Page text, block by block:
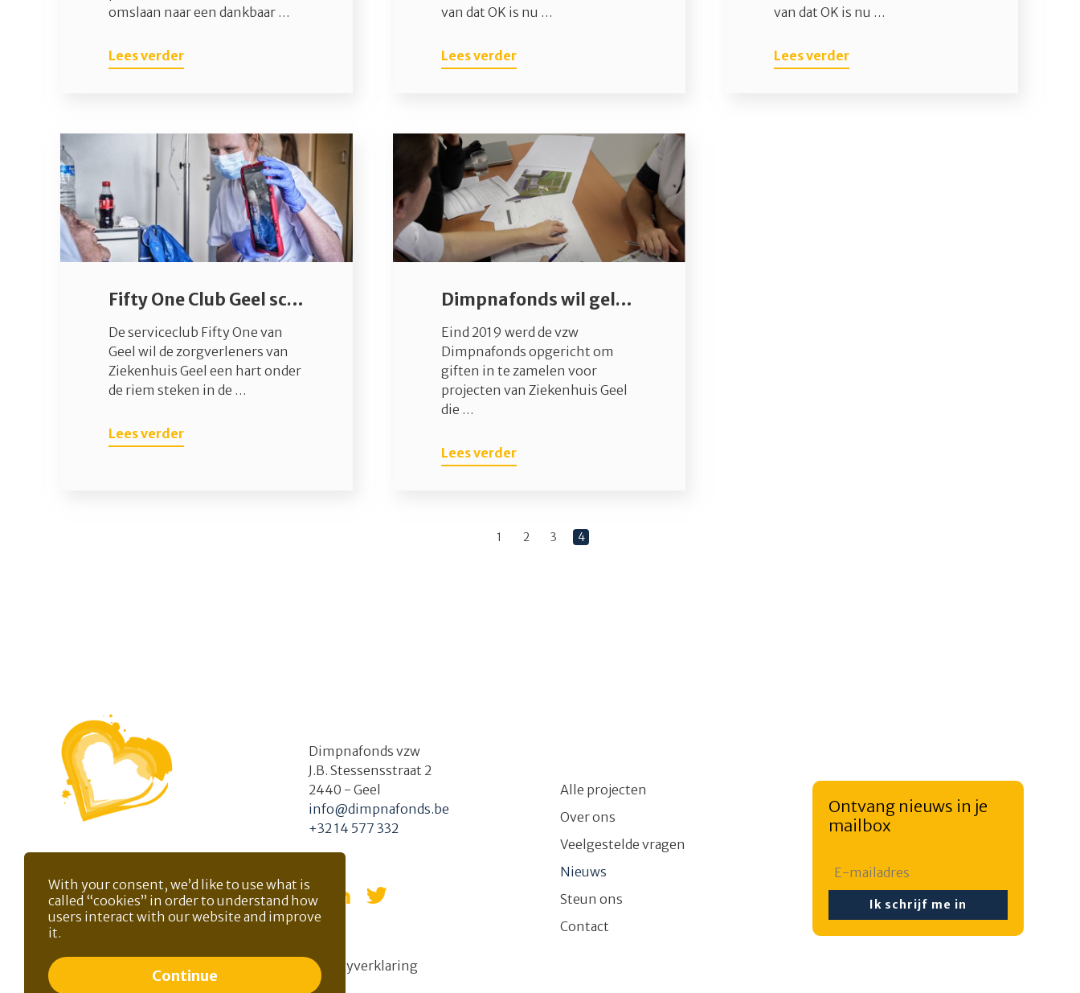
omslaan naar een dankbaar …
Lees verder
van dat OK is nu …
Lees verder
van dat OK is nu …
Lees verder
Fifty One Club Geel schenkt 10.000 euro voor corona
De serviceclub Fifty One van
Geel wil de zorgverleners van
Ziekenhuis Geel een hart onder
de riem steken in de …
Lees verder
Dimpnafonds wil geld inzamelen voor revalidatietuin
Eind 2019 werd de vzw
Dimpnafonds opgericht om
giften in te zamelen voor
projecten van Ziekenhuis Geel
die …
Lees verder
1 2 3 4
Ik doe nu een gift
BE53 0689 0926 1253 -
GKCCBEBB
Dimpnafonds vzw
J.B. Stessensstraat 2
2440 - Geel
info@dimpnafonds.be
+32 14 577 332
Privacyverklaring
Alle projecten
Over ons
Veelgestelde vragen
Nieuws
Steun ons
Contact
Ontvang nieuws in je
mailbox
With your consent, we’d like to use what is
called “cookies” in order to understand how
users interact with our website and improve
it.
Continue